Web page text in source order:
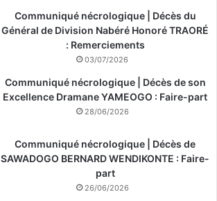
Communiqué nécrologique | Décès du
Général de Division Nabéré Honoré TRAORÉ
: Remerciements
03/07/2026
Communiqué nécrologique | Décès de son
Excellence Dramane YAMEOGO : Faire-part
28/06/2026
Communiqué nécrologique | Décès de
SAWADOGO BERNARD WENDIKONTE : Faire-
part
26/06/2026